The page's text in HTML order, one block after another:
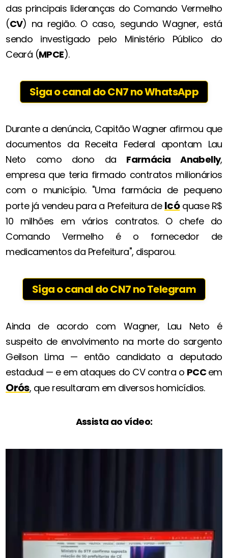
das principais lideranças do Comando Vermelho
(CV) na região. O caso, segundo Wagner, está
sendo investigado pelo Ministério Público do
Ceará (MPCE).
Siga o canal do CN7 no WhatsApp
Durante a denúncia, Capitão Wagner afirmou que
documentos da Receita Federal apontam Lau
Neto como dono da Farmácia Anabelly,
empresa que teria firmado contratos milionários
com o município. "Uma farmácia de pequeno
porte já vendeu para a Prefeitura de Icóquase R$
10 milhões em vários contratos. O chefe do
Comando Vermelho é o fornecedor de
medicamentos da Prefeitura", disparou.
Siga o canal do CN7 no Telegram
Ainda de acordo com Wagner, Lau Neto é
suspeito de envolvimento na morte do sargento
Geilson Lima — então candidato a deputado
estadual — e em ataques do CV contra o PCCem
Orós, que resultaram em diversos homicídios.
Assista ao vídeo: